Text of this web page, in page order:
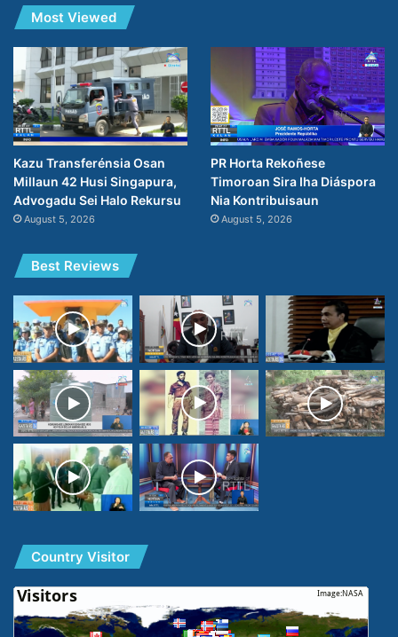
Most Viewed
Kazu Transferénsia Osan
Millaun 42 Husi Singapura,
Advogadu Sei Halo Rekursu
August 5, 2026
PR Horta Rekoñese
Timoroan Sira Iha Diáspora
Nia Kontribuisaun
August 5, 2026
Best Reviews
Country Visitor